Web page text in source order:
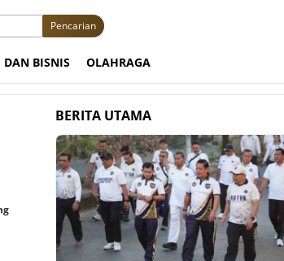
Pencarian
DAN BISNIS OLAHRAGA
BERITA UTAMA